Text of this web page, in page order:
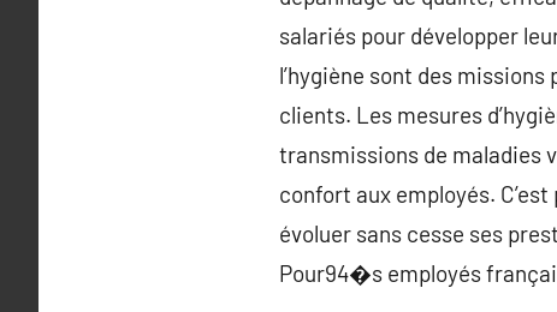
salariés pour développer
l’hygiène sont des
clients. Les mesures
transmissions de maladies
confort aux employés.
évoluer sans cesse ses
Pour94�s employés